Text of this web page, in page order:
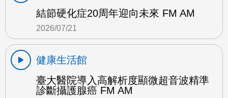
結節硬化症20周年迎向未來 FM AM
2026/07/21
健康生活館
臺大醫院導入高解析度顯微超音波精準
診斷攝護腺癌 FM AM